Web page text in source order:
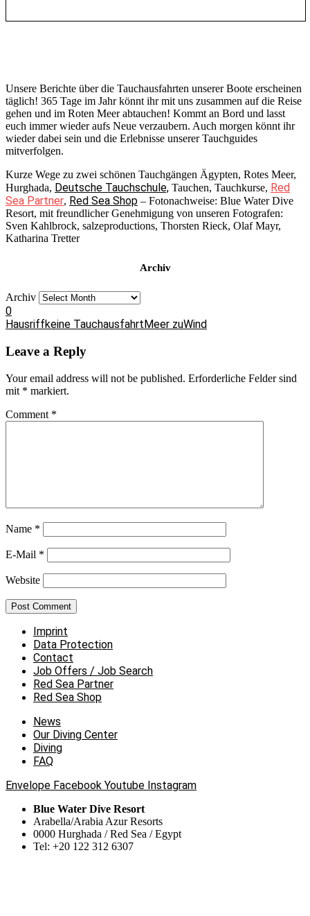
Unsere Berichte über die Tauchausfahrten unserer Boote erscheinen
täglich! 365 Tage im Jahr könnt ihr mit uns zusammen auf die Reise
gehen und im Roten Meer abtauchen! Kommt an Bord und lasst
euch immer wieder aufs Neue verzaubern. Auch morgen könnt ihr
wieder dabei sein und die Erlebnisse unserer Tauchguides
mitverfolgen.
Kurze Wege zu zwei schönen Tauchgängen Ägypten, Rotes Meer,
Hurghada, Deutsche Tauchschule, Tauchen, Tauchkurse, Red
Sea Partner, Red Sea Shop – Fotonachweise: Blue Water Dive
Resort, mit freundlicher Genehmigung von unseren Fotografen:
Sven Kahlbrock, salzeproductions, Thorsten Rieck, Olaf Mayr,
Katharina Tretter
Archiv
Archiv
0
Hausriffkeine Tauchausfahrt Meer zuWind
Leave a Reply
Your email address will not be published. Erforderliche Felder sind
mit * markiert.
Comment *
Name *
E-Mail *
Website
Imprint
Data Protection
Contact
Job Offers / Job Search
Red Sea Partner
Red Sea Shop
News
Our Diving Center
Diving
FAQ
Envelope Facebook Youtube Instagram
Blue Water Dive Resort
Arabella/Arabia Azur Resorts
0000 Hurghada / Red Sea / Egypt
Tel: +20 122 312 6307